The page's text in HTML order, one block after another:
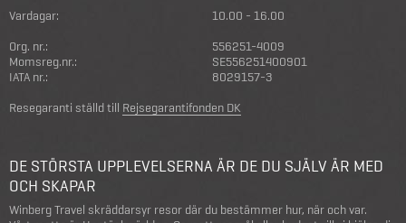
Vardagar:
10.00 - 16.00
Org. nr.:
556251-4009
Momsreg.nr.:
SE556251400901
IATA nr.:
8029157-3
Resegaranti ställd till Rejsegarantifonden DK
DE STÖRSTA UPPLEVELSERNA ÄR DE DU SJÄLV ÄR MED
OCH SKAPAR
Winberg Travel skräddarsyr resor där du bestämmer hur, när och var.